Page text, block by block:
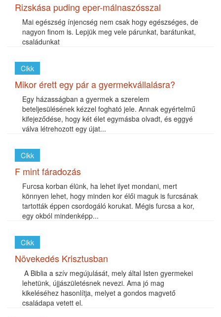
Rizskása puding eper-málnaszósszal
Mai egészség ínjencség nem csak hogy egészséges, de
nagyon finom is. Lepjük meg vele párunkat, barátunkat,
családunkat
Cikk
Mikor érett egy pár a gyermekvállalásra?
Egy házasságban a gyermek a szerelem
beteljesülésének kézzel fogható jele. Annak egyértelmű
kifejeződése, hogy két élet egymásba olvadt, és eggyé
válva létrehozott egy újat...
Cikk
F mint fáradozás
Furcsa korban élünk, ha lehet ilyet mondani, mert
könnyen lehet, hogy minden kor élői maguk is furcsának
tartották éppen csordogáló korukat. Mégis furcsa a kor,
egy okból mindenképp...
Cikk
Növekedés Krisztusban
A Biblia a szív megújulását, mely által Isten gyermekei
lehetünk, újjászületésnek nevezi. Ama jó mag
kikeléséhez hasonlítja, melyet a gondos magvető
családapa vetett el.